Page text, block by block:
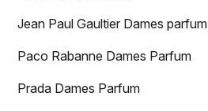
Jean Paul Gaultier Dames parfum
Paco Rabanne Dames Parfum
Prada Dames Parfum